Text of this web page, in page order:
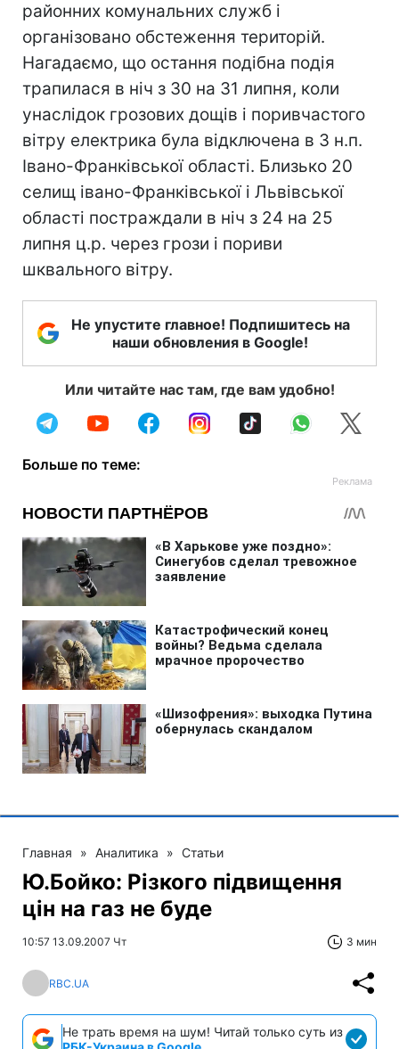
районних комунальних служб і
організовано обстеження територій.
Нагадаємо, що остання подібна подія
трапилася в ніч з 30 на 31 липня, коли
унаслідок грозових дощів і поривчастого
вітру електрика була відключена в 3 н.п.
Івано-Франківської області. Близько 20
селищ івано-Франківської і Львівської
області постраждали в ніч з 24 на 25
липня ц.р. через грози і пориви
шквального вітру.
Не упустите главное! Подпишитесь на
наши обновления в Google!
Или читайте нас там, где вам удобно!
Больше по теме:
Главная » Аналитика » Статьи
Ю.Бойко: Різкого підвищення
цін на газ не буде
10:57 13.09.2007 Чт 3 мин
RBC.UA
Не трать время на шум! Читай только суть из